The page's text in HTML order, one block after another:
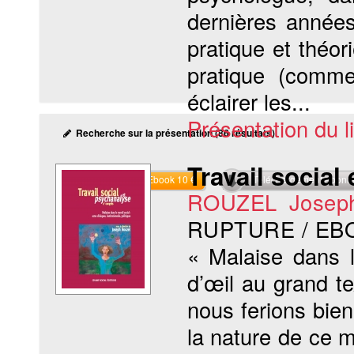
dernières
pratique et
pratique
éclairer les...
Présentation du
Commander l'Ebook 10 € Téléchargement
Recherche sur la présentation (86 résultats)
Travail social
ROUZEL
RUPTURE /
« Malaise
d’œil au grand
nous ferions
la nature de ce